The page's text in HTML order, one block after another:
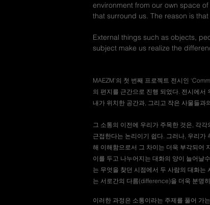
environment from our own space
that surround us. The reason is
External things such as objects,
subject make us realize the
MAEZM’의 첫 번째 프로젝트 전시인
의 편지를 근간으로 진행 되었다. 전시에서
내가 위치한 공간과, 그리고 작은 사물들과
그 소통의 이전에 우리가 주목한 것은, 각
근접한다는 논리이기 쉽다. 그러나, 우리가
해 이해함으로서 그 차이는 더욱 부각되어
이를 두고 나누어지는 대화의 양이 늘어날
는 무엇을 찾던 시점에서 두 사람의 대화
는 서로간의 다름(difference)을 더욱 분명
이러한 과정은 소통이라는 주제를 풀어 가